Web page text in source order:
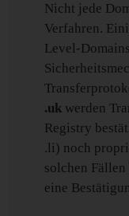
Nicht jede
Verfahren.
Level-
.uk werden
Registry
.li) noch
solchen
eine